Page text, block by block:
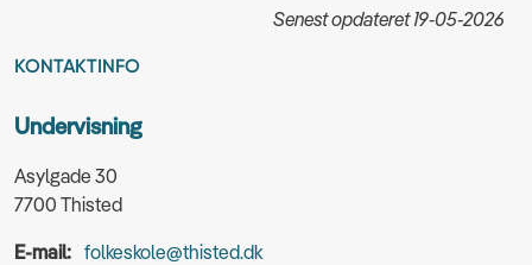
Senest opdateret 19-05-2026
KONTAKTINFO
Undervisning
Asylgade 30
7700 Thisted
E-mail: folkeskole@thisted.dk